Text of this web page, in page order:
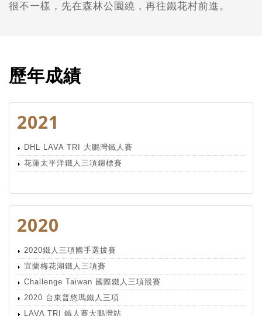
很不一樣， 先在森林公園繞，再往鐵花村前進。
歷年成績
2021
DHL LAVA TRI 大鵬灣鐵人賽
花蓮太平洋鐵人三項錦標賽
2020
2020鐵人三項國手選拔賽
宜蘭梅花湖鐵人三項賽
Challenge Taiwan 國際鐵人三項競賽
2020 台東普悠瑪鐵人三項
LAVA TRI 鐵人賽大鵬灣站